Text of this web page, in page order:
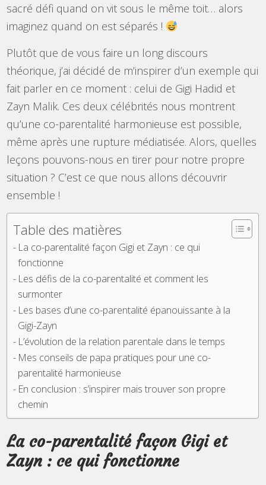
sacré défi quand on vit sous le même toit… alors
imaginez quand on est séparés !
Plutôt que de vous faire un long discours
théorique, j’ai décidé de m’inspirer d’un exemple qui
fait parler en ce moment : celui de Gigi Hadid et
Zayn Malik. Ces deux célébrités nous montrent
qu’une co-parentalité harmonieuse est possible,
même après une rupture médiatisée. Alors, quelles
leçons pouvons-nous en tirer pour notre propre
situation ? C’est ce que nous allons découvrir
ensemble !
Table des matières
La co-parentalité façon Gigi et Zayn : ce qui
fonctionne
Les défis de la co-parentalité et comment les
surmonter
Les bases d’une co-parentalité épanouissante à la
Gigi-Zayn
L’évolution de la relation parentale dans le temps
Mes conseils de papa pratiques pour une co-
parentalité harmonieuse
En conclusion : s’inspirer mais trouver son propre
chemin
La co-parentalité façon Gigi et
Zayn : ce qui fonctionne